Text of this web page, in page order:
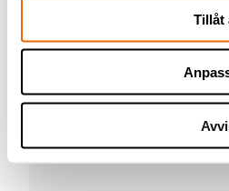
Tillåt
Franzén
Mötesrum för 1-12